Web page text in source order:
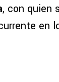
, con quien
en